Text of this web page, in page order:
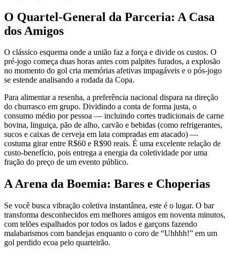
O Quartel-General da Parceria: A Casa
dos Amigos
O clássico esquema onde a união faz a força e divide os custos. O
pré-jogo começa duas horas antes com palpites furados, a explosão
no momento do gol cria memórias afetivas impagáveis e o pós-jogo
se estende analisando a rodada da Copa.
Para alimentar a resenha, a preferência nacional dispara na direção
do churrasco em grupo. Dividindo a conta de forma justa, o
consumo médio por pessoa — incluindo cortes tradicionais de carne
bovina, linguiça, pão de alho, carvão e bebidas (como refrigerantes,
sucos e caixas de cerveja em lata compradas em atacado) —
costuma girar entre R$60 e R$90 reais. É uma excelente relação de
custo-benefício, pois entrega a energia da coletividade por uma
fração do preço de um evento público.
A Arena da Boemia: Bares e Choperias
Se você busca vibração coletiva instantânea, este é o lugar. O bar
transforma desconhecidos em melhores amigos em noventa minutos,
com telões espalhados por todos os lados e garçons fazendo
malabarismos com bandejas enquanto o coro de “Uhhhh!” em um
gol perdido ecoa pelo quarteirão.